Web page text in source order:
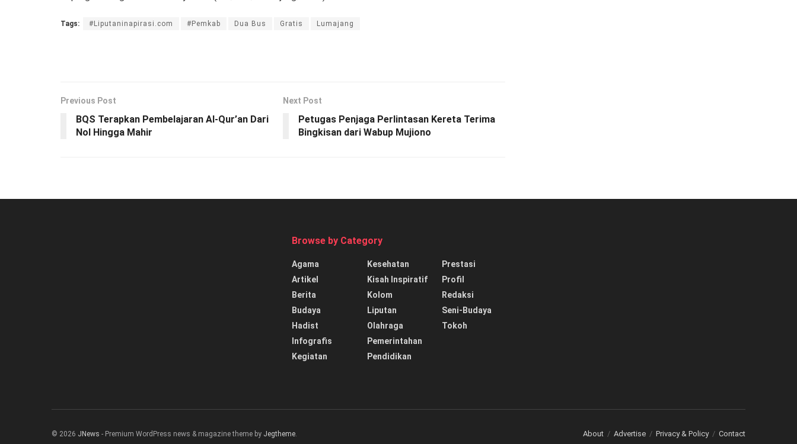
Tags: #Liputaninapirasi.com #Pemkab Dua Bus Gratis Lumajang
Previous Post
BQS Terapkan Pembelajaran Al-Qur’an Dari
Nol Hingga Mahir
Next Post
Petugas Penjaga Perlintasan Kereta Terima
Bingkisan dari Wabup Mujiono
Browse by Category
Agama
Artikel
Berita
Budaya
Hadist
Infografis
Kegiatan
Kesehatan
Kisah Inspiratif
Kolom
Liputan
Olahraga
Pemerintahan
Pendidikan
Prestasi
Profil
Redaksi
Seni-Budaya
Tokoh
About Advertise Privacy & Policy Contact
© 2026 JNews - Premium WordPress news & magazine theme by Jegtheme